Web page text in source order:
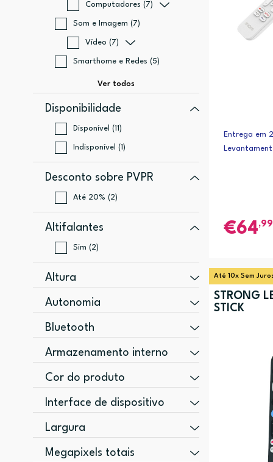
Computadores (7)
Som e Imagem (7)
Vídeo (7)
Smarthome e Redes (5)
Disponibilidade
Disponível (11)
Indisponível (1)
Desconto sobre PVPR
Até 20% (2)
Altifalantes
Sim (2)
Altura
15 mm (3)
180 mm (1)
20,5 mm (1)
23 mm (1)
Autonomia
4 h (1)
Bluetooth
Armazenamento interno
8 GB (3)
32 GB (1)
Cor do produto
Preto (5)
Branco, Preto (2)
Interface de dispositivo
Largura
90 mm (3)
Megapixels totais
Entrega em
64,99
Até 10x Sem
STRONG
STICK